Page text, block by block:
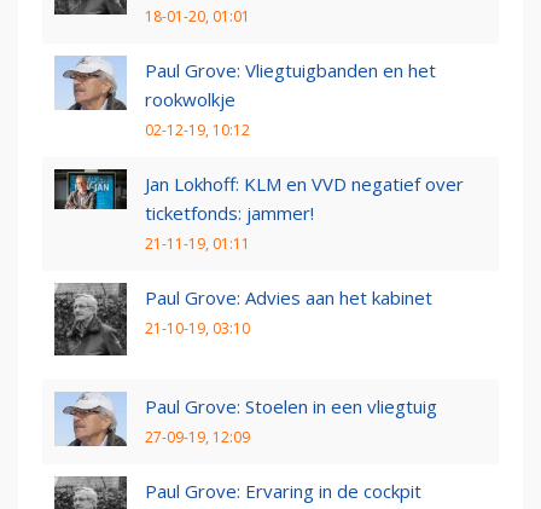
18-01-20, 01:01
Paul Grove: Vliegtuigbanden en het
rookwolkje
02-12-19, 10:12
Jan Lokhoff: KLM en VVD negatief over
ticketfonds: jammer!
21-11-19, 01:11
Paul Grove: Advies aan het kabinet
21-10-19, 03:10
Paul Grove: Stoelen in een vliegtuig
27-09-19, 12:09
Paul Grove: Ervaring in de cockpit